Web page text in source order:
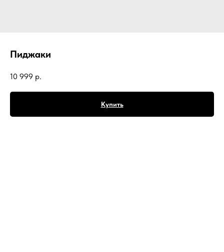
Пиджаки
10 999 р.
Купить